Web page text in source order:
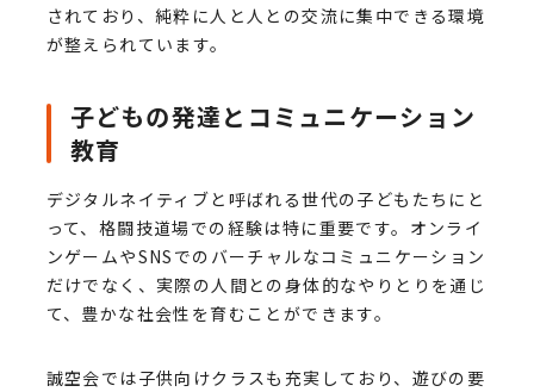
されており、純粋に人と人との交流に集中できる環境
が整えられています。
子どもの発達とコミュニケーション
教育
デジタルネイティブと呼ばれる世代の子どもたちにと
って、格闘技道場での経験は特に重要です。オンライ
ンゲームやSNSでのバーチャルなコミュニケーション
だけでなく、実際の人間との身体的なやりとりを通じ
て、豊かな社会性を育むことができます。
誠空会では子供向けクラスも充実しており、遊びの要